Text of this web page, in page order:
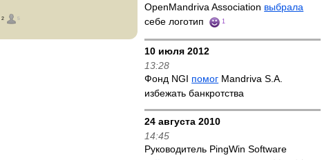
2 5
OpenMandriva Association выбрала
себе логотип
1
10 июля 2012
13:28
Фонд NGI помог Mandriva S.A.
избежать банкротства
24 августа 2010
14:45
Руководитель PingWin Software